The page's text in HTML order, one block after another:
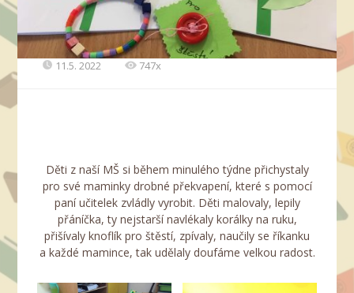
11.5. 2022 747x
Děti z naší MŠ si během minulého týdne přichystaly
pro své maminky drobné překvapení, které s pomocí
paní učitelek zvládly vyrobit. Děti malovaly, lepily
přáníčka, ty nejstarší navlékaly korálky na ruku,
přišívaly knoflík pro štěstí, zpívaly, naučily se říkanku
a každé mamince, tak udělaly doufáme velkou radost.